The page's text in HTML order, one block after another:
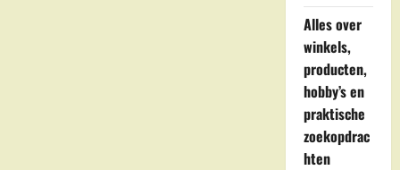
Alles over
winkels,
producten,
hobby’s en
praktische
zoekopdrac
hten